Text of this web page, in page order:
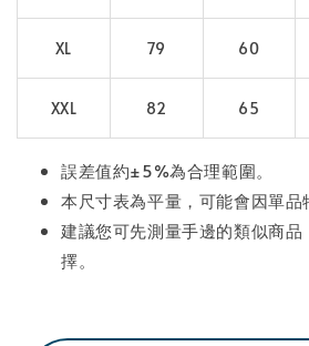
XL 79 60
XXL 82 65
誤差值約±5%為合理範圍。
本尺寸表為平量，可能會因單品
建議您可先測量手邊的類似商品
擇。